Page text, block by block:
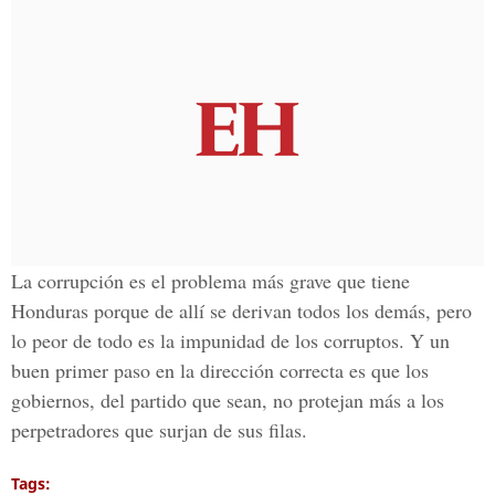
La corrupción es el problema más grave que tiene
Honduras porque de allí se derivan todos los demás, pero
lo peor de todo es la impunidad de los corruptos. Y un
buen primer paso en la dirección correcta es que los
gobiernos, del partido que sean, no protejan más a los
perpetradores que surjan de sus filas.
Tags: